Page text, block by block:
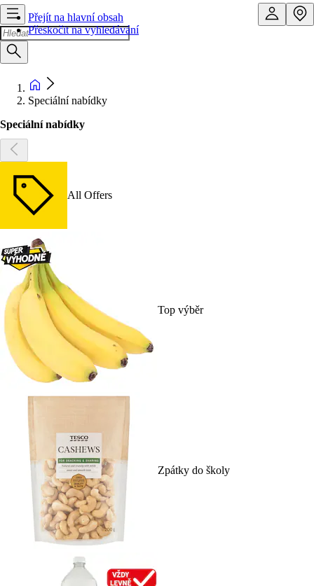
Přejít na hlavní obsah
Přeskočit na vyhledávání
Speciální nabídky
Speciální nabídky
All Offers
Top výběr
Zpátky do školy